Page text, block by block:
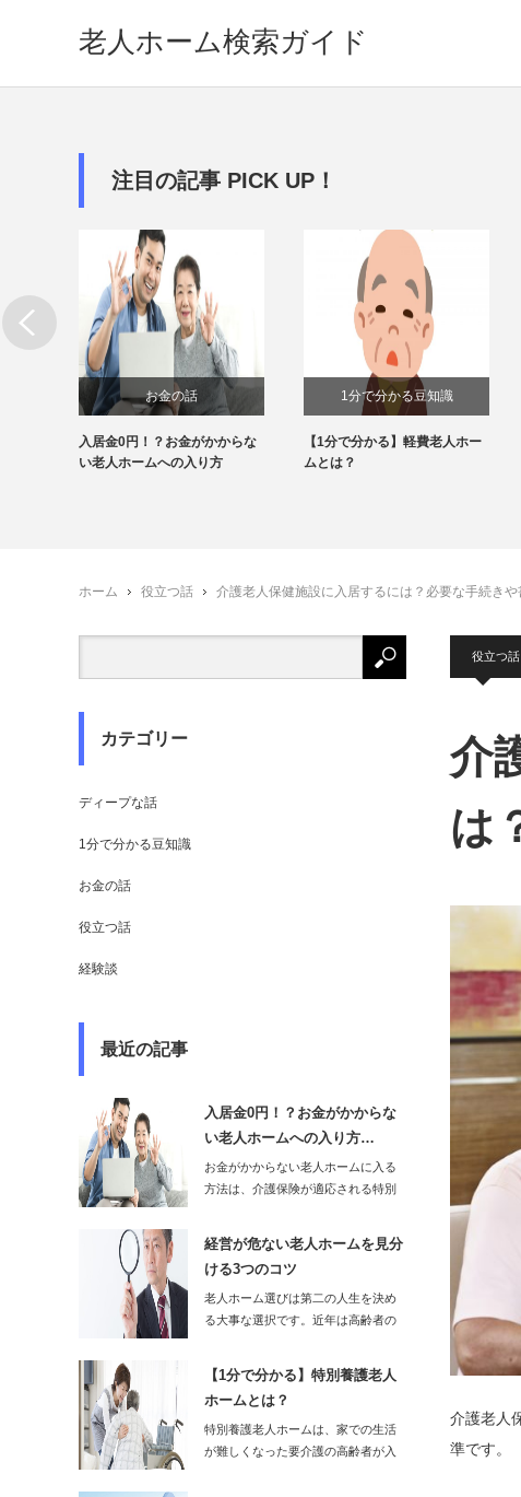
老人ホーム検索ガイド
注目の記事 PICK UP！
お金の話
入居金0円！？お金がかからな
い老人ホームへの入り方
1分で分かる豆知識
【1分で分かる】軽費老人ホー
ムとは？
ホーム 役立つ話 介護老人保健施設に入居するには？必要な手続き
役立つ話
介
は
介護老人
準です。
カテゴリー
ディープな話
1分で分かる豆知識
お金の話
役立つ話
経験談
最近の記事
入居金0円！？お金がかからな
い老人ホームへの入り方…
お金がかからない老人ホームに入る
方法は、介護保険が適応される特別
経営が危ない老人ホームを見分
ける3つのコツ
老人ホーム選びは第二の人生を決め
る大事な選択です。近年は高齢者の
【1分で分かる】特別養護老人
ホームとは？
特別養護老人ホームは、家での生活
が難しくなった要介護の高齢者が入